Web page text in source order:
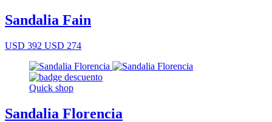
Sandalia Fain
USD 392 USD 274
Quick shop
Sandalia Florencia